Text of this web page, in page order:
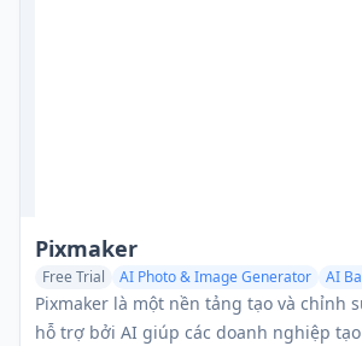
Pixmaker
Free Trial AI Photo & Image Generator
AI
AI Ad Creative Assistant
Pixmaker là một nền tảng tạo và chỉnh
hỗ trợ bởi AI giúp các doanh nghiệp